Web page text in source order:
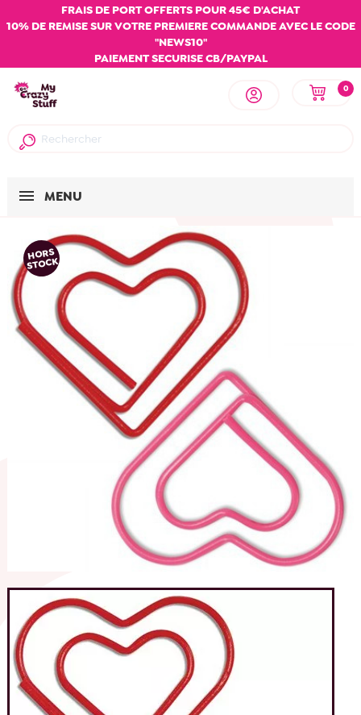
FRAIS DE PORT OFFERTS POUR 45€ D'ACHAT
10% DE REMISE SUR VOTRE PREMIERE COMMANDE AVEC LE CODE
"NEWS10"
PAIEMENT SECURISE CB/PAYPAL
0
MENU
HORS
STOCK